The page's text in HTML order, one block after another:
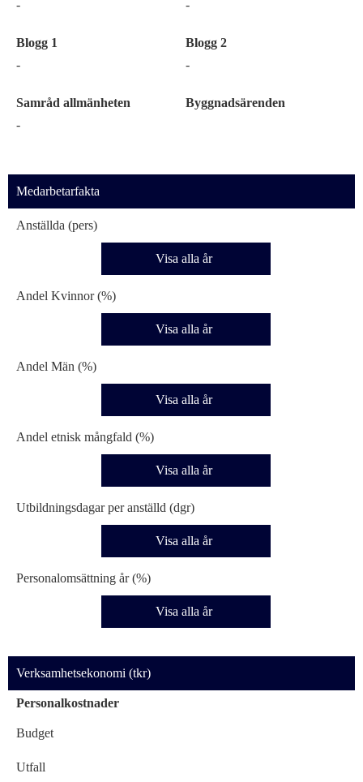
-
-
Blogg 1
-
Blogg 2
-
Samråd allmänheten
-
Byggnadsärenden
Medarbetarfakta
Anställda (pers)
Visa alla år
Andel Kvinnor (%)
Visa alla år
Andel Män (%)
Visa alla år
Andel etnisk mångfald (%)
Visa alla år
Utbildningsdagar per anställd (dgr)
Visa alla år
Personalomsättning år (%)
Visa alla år
Verksamhetsekonomi (tkr)
Personalkostnader
Budget
Utfall